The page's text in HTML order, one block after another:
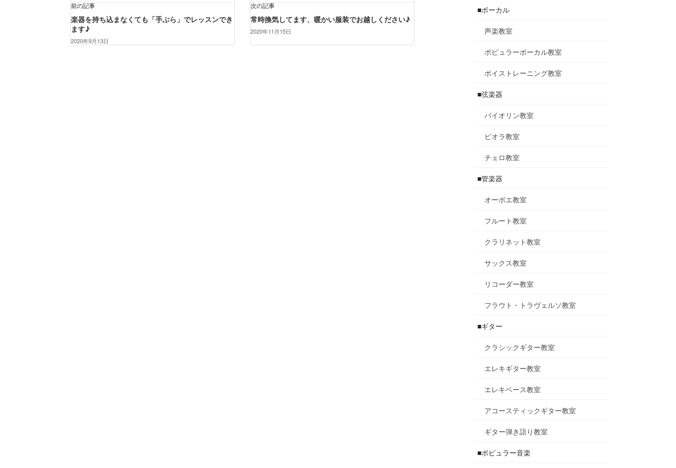
前の記事
楽器を持ち込まなくても「手ぶら」でレッスンでき
ます♪
2020年9月13日
次の記事
常時換気してます、暖かい服装でお越しください♪
2020年11月15日
■ボーカル
声楽教室
ポピュラーボーカル教室
ボイストレーニング教室
■弦楽器
バイオリン教室
ビオラ教室
チェロ教室
■管楽器
オーボエ教室
フルート教室
クラリネット教室
サックス教室
リコーダー教室
フラウト・トラヴェルソ教室
■ギター
クラシックギター教室
エレキギター教室
エレキベース教室
アコースティックギター教室
ギター弾き語り教室
■ポピュラー音楽